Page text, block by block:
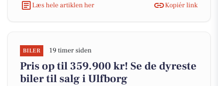
Læs hele artiklen her Kopiér link
BILER 19 timer siden
Pris op til 359.900 kr! Se de dyreste
biler til salg i Ulfborg